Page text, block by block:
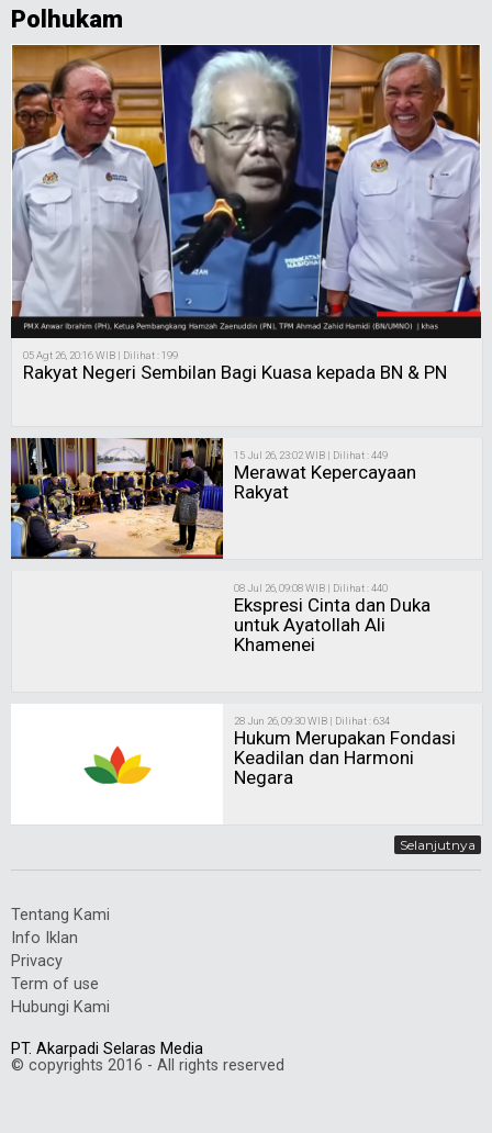
Polhukam
05 Agt 26, 20:16 WIB | Dilihat : 199
Rakyat Negeri Sembilan Bagi Kuasa kepada BN & PN
15 Jul 26, 23:02 WIB | Dilihat : 449
Merawat Kepercayaan
Rakyat
08 Jul 26, 09:08 WIB | Dilihat : 440
Ekspresi Cinta dan Duka
untuk Ayatollah Ali
Khamenei
28 Jun 26, 09:30 WIB | Dilihat : 634
Hukum Merupakan Fondasi
Keadilan dan Harmoni
Negara
Selanjutnya
Tentang Kami
Info Iklan
Privacy
Term of use
Hubungi Kami
PT. Akarpadi Selaras Media
© copyrights 2016 - All rights reserved